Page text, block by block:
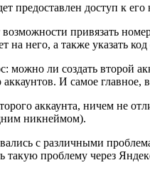
предоставлен доступ к
возможности привязать
на него, а также указать
можно ли создать второй
аккаунтов. И самое главное,
аккаунта, ничем не
никнеймом).
с различными
проблему через